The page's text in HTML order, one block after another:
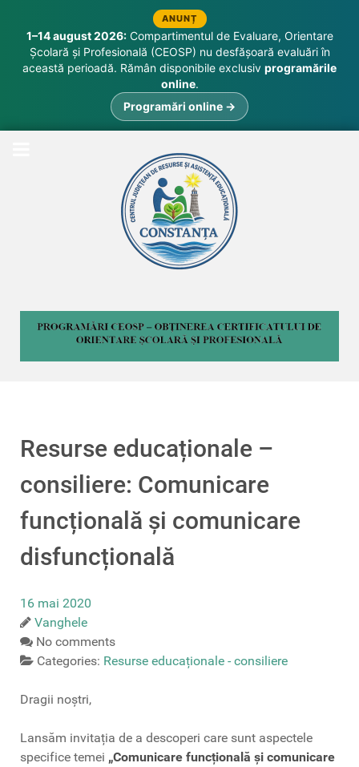
ANUNȚ
1–14 august 2026:Compartimentul de Evaluare, Orientare
Școlară și Profesională (CEOSP) nu desfășoară evaluări în
această perioadă. Rămân disponibile exclusiv programările
online.
Programări online →
Resurse educaționale –
consiliere: Comunicare
funcțională și comunicare
disfuncțională
16 mai 2020
Vanghele
No comments
Categories: Resurse educaționale - consiliere
Dragii noștri,
Lansăm invitația de a descoperi care sunt aspectele
specifice temei „Comunicare funcțională și comunicare